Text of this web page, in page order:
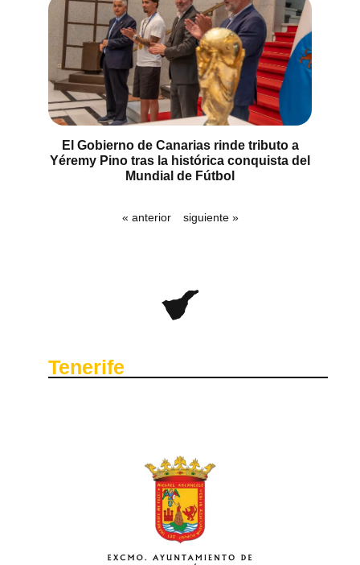
El Gobierno de Canarias rinde tributo a
Yéremy Pino tras la histórica conquista del
Mundial de Fútbol
« anterior siguiente »
Tenerife